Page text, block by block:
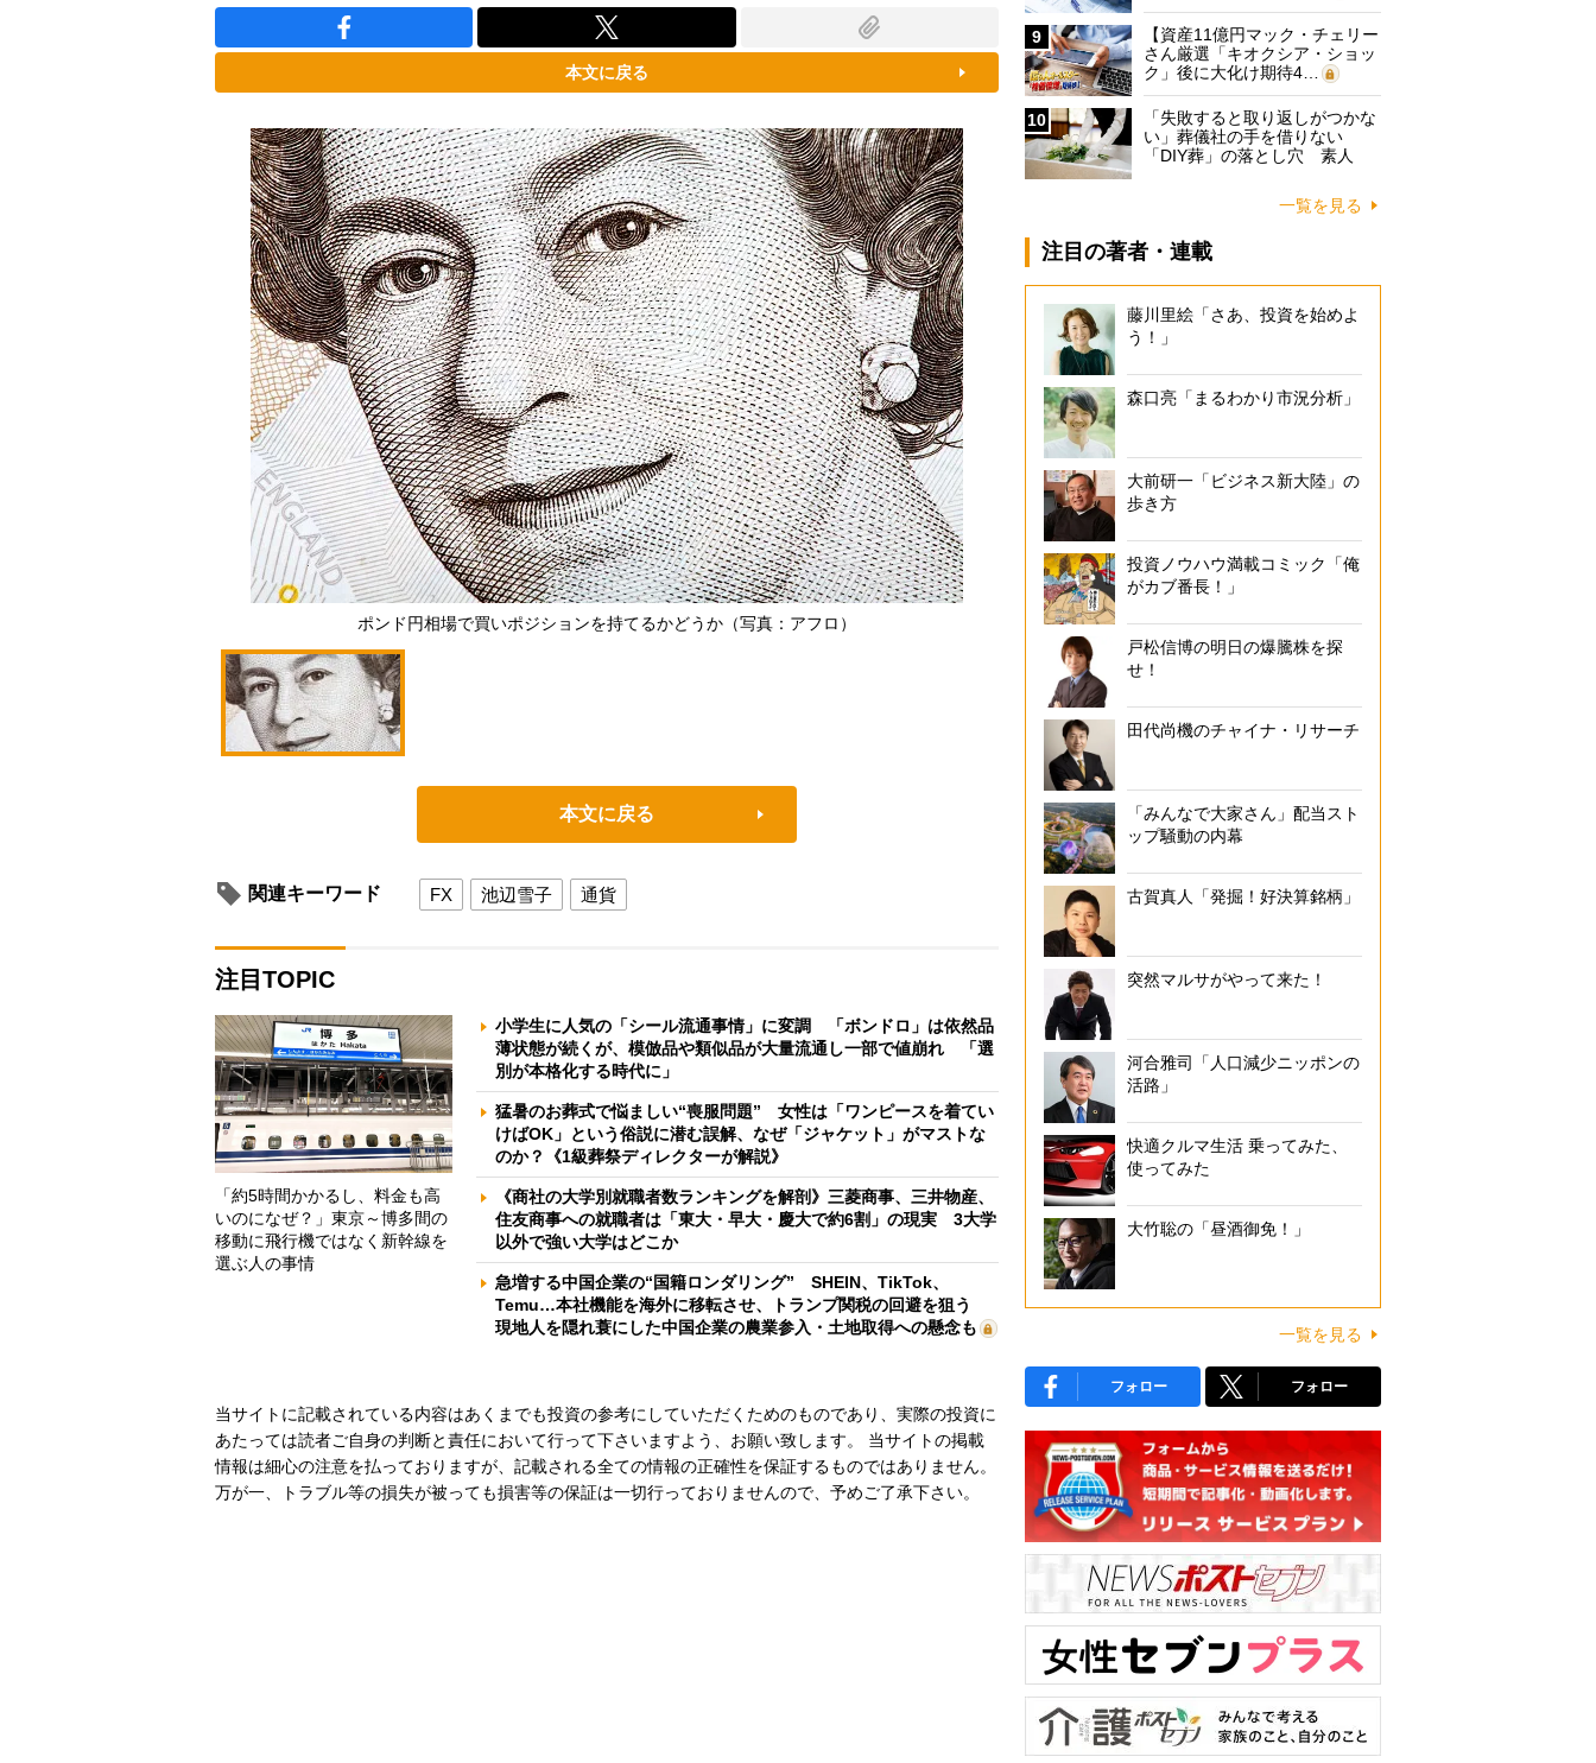
本文に戻る
ポンド円相場で買いポジションを持てるかどうか（写真：アフロ）
本文に戻る
関連キーワード FX 池辺雪子 通貨
注目TOPIC
「約5時間かかるし、料金も高
いのになぜ？」東京～博多間の
移動に飛行機ではなく新幹線を
選ぶ人の事情
小学生に人気の「シール流通事情」に変調 「ボンドロ」は依然品
薄状態が続くが、模倣品や類似品が大量流通し一部で値崩れ 「選
別が本格化する時代に」
猛暑のお葬式で悩ましい“喪服問題” 女性は「ワンピースを着てい
けばOK」という俗説に潜む誤解、なぜ「ジャケット」がマストな
のか？《1級葬祭ディレクターが解説》
《商社の大学別就職者数ランキングを解剖》三菱商事、三井物産、
住友商事への就職者は「東大・早大・慶大で約6割」の現実 3大学
以外で強い大学はどこか
急増する中国企業の“国籍ロンダリング” SHEIN、TikTok、
Temu…本社機能を海外に移転させ、トランプ関税の回避を狙う
現地人を隠れ蓑にした中国企業の農業参入・土地取得への懸念も
当サイトに記載されている内容はあくまでも投資の参考にしていただくためのものであり、実際の投資に
あたっては読者ご自身の判断と責任において行って下さいますよう、お願い致します。 当サイトの掲載
情報は細心の注意を払っておりますが、記載される全ての情報の正確性を保証するものではありません。
万が一、トラブル等の損失が被っても損害等の保証は一切行っておりませんので、予めご了承下さい。
9
【資産11億円マック・チェリー
さん厳選「キオクシア・ショッ
ク」後に大化け期待4…
10
「失敗すると取り返しがつかな
い」葬儀社の手を借りない
「DIY葬」の落とし穴 素人
一覧を見る
注目の著者・連載
藤川里絵「さあ、投資を始めよ
う！」
森口亮「まるわかり市況分析」
大前研一「ビジネス新大陸」の
歩き方
投資ノウハウ満載コミック「俺
がカブ番長！」
戸松信博の明日の爆騰株を探
せ！
田代尚機のチャイナ・リサーチ
「みんなで大家さん」配当スト
ップ騒動の内幕
古賀真人「発掘！好決算銘柄」
突然マルサがやって来た！
河合雅司「人口減少ニッポンの
活路」
快適クルマ生活 乗ってみた、
使ってみた
大竹聡の「昼酒御免！」
一覧を見る
フォロー フォロー